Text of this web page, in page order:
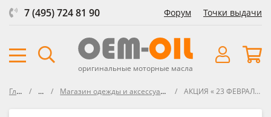
7 (495) 724 81 90 Форум Точки выдачи
оригинальные моторные масла
Главная ФорумМагазин одежды и аксессуаров для активного образа жизни АКЦИЯ « 23 ФЕВРАЛЯ 2021 ADIDAS SAILING »